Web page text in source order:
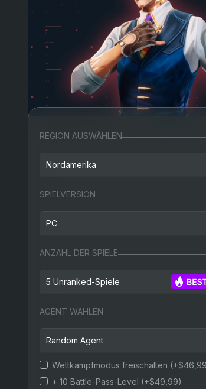
REGION AUSWÄHLEN
Nordamerika
Nordamerika
SPIELVERSION
PC
PC
ANZAHL DER SPIELE
5 Unranked-Spiele
3 Unranked-Spiele
10 Unranked-Spiele
AGENT WÄHLEN
Random Agent
Random agent
Wettkampfmodus freischalten
+ 10 Battle-Pass-Level (+$49,99)